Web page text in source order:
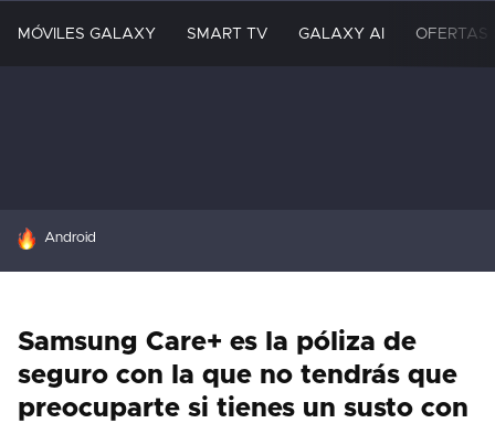
MÓVILES GALAXY SMART TV GALAXY AI OFERTAS
HOY SE HABLA DE
Android
Samsung Care+ es la póliza de
seguro con la que no tendrás que
preocuparte si tienes un susto con